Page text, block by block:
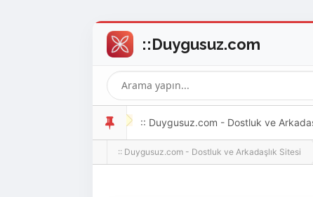
:: Duygusuz.com - Dostluk ve
oldukça kolay ve zahmetsizdir.
:: Duygusuz.com - Dostluk ve Arkadaşlık Sitesi